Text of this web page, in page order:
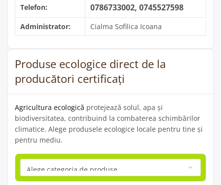
Telefon:
0786733002, 0745527598
Administrator: Cialma Sofilica Icoana
Produse ecologice direct de la
producători certificați
Agricultura ecologică protejează solul, apa și
biodiversitatea, contribuind la combaterea schimbărilor
climatice. Alege produsele ecologice locale pentru tine și
pentru mediu.